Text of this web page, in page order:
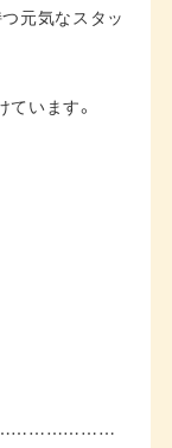
元気なスタッ
います。